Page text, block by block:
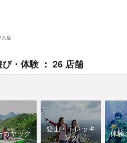
久島
・体験 ： 26 店舗
カヤック
登山・トレッキ
ング
体験